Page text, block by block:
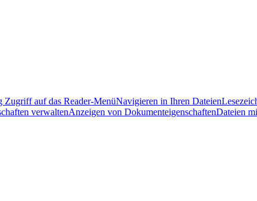
Zugriff auf das Reader-MenüNavigieren in Ihren Dateien
verwaltenAnzeigen von DokumenteigenschaftenDateien